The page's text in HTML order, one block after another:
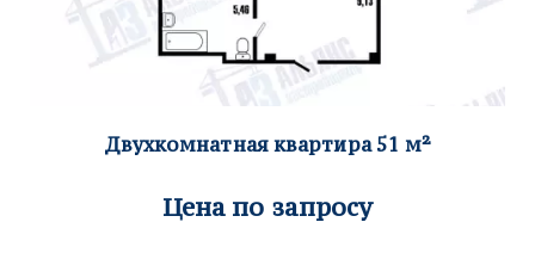
Двухкомнатная квартира 51м²
Цена по запросу